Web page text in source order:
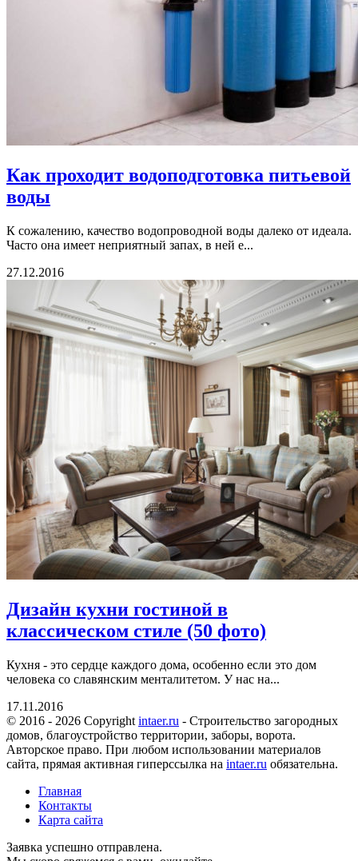
Как проходит водоподготовка питьевой
воды
К сожалению, качество водопроводной воды далеко от идеала.
Часто она имеет неприятный запах, в ней е...
27.12.2016
Дизайн кухни гостиной в
классическом стиле (50 фото)
Кухня - это сердце каждого дома, особенно если это дом
человека со славянским менталитетом. У нас на...
17.11.2016
© 2016 - 2026 Copyright intaer.ru - Cтроительство загородных
домов, благоустройство территории, заборы, ворота.
Авторское право. При любом использовании материалов
сайта, прямая активная гиперссылка на intaer.ru обязательна.
Главная
Контакты
Карта сайта
Заявка успешно отправлена.